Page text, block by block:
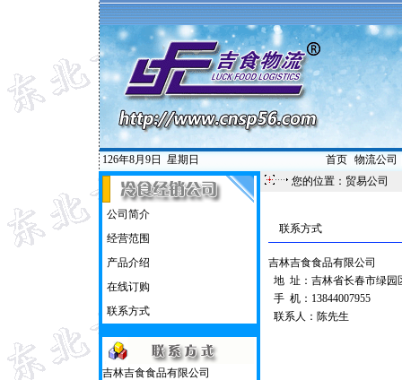
126年8月9日 星期日 首页| 物流公司
公司简介
经营范围
产品介绍
在线订购
联系方式
吉林吉食食品有限公司
您的位置：贸易公司
联系方式
吉林吉食食品有限公司
地 址：吉林省长春市绿园
手 机：13844007955
联系人：陈先生